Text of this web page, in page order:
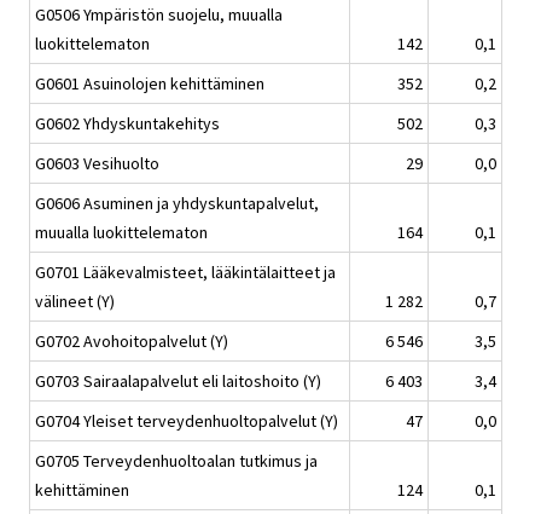
G0506 Ympäristön suojelu, muualla
luokittelematon
142
0,1
G0601 Asuinolojen kehittäminen
352
0,2
G0602 Yhdyskuntakehitys
502
0,3
G0603 Vesihuolto
29
0,0
G0606 Asuminen ja yhdyskuntapalvelut,
muualla luokittelematon
164
0,1
G0701 Lääkevalmisteet, lääkintälaitteet ja
välineet (Y)
1 282
0,7
G0702 Avohoitopalvelut (Y)
6 546
3,5
G0703 Sairaalapalvelut eli laitoshoito (Y)
6 403
3,4
G0704 Yleiset terveydenhuoltopalvelut (Y)
47
0,0
G0705 Terveydenhuoltoalan tutkimus ja
kehittäminen
124 0,1